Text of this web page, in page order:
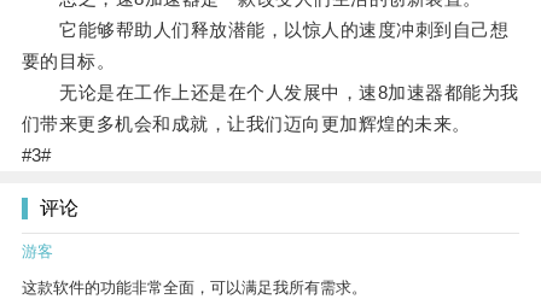
它能够帮助人们释放潜能，以惊人的速度冲刺到自己想
要的目标。
无论是在工作上还是在个人发展中，速8加速器都能为我
们带来更多机会和成就，让我们迈向更加辉煌的未来。
#3#
评论
游客
这款软件的功能非常全面，可以满足我所有需求。